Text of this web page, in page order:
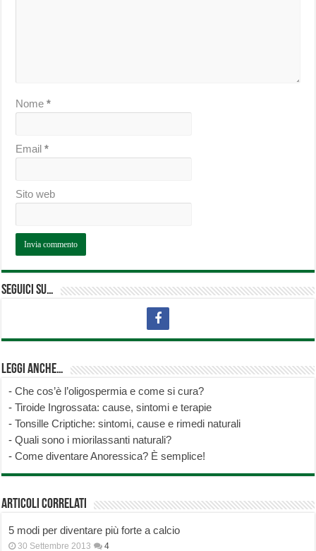
Nome*
Email*
Sito web
Seguici su…
Leggi anche…
-Che cos’è l’oligospermia e come si cura?
-Tiroide Ingrossata: cause, sintomi e terapie
-Tonsille Criptiche: sintomi, cause e rimedi naturali
-Quali sono i miorilassanti naturali?
-Come diventare Anoressica? È semplice!
Articoli correlati
5 modi per diventare più forte a calcio
30 Settembre 2013 4